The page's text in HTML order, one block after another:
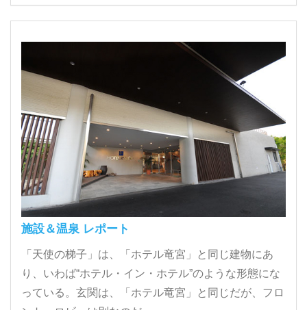
施設＆温泉 レポート
「天使の梯子」は、「ホテル竜宮」と同じ建物にあ
り、いわば“ホテル・イン・ホテル”のような形態にな
っている。玄関は、「ホテル竜宮」と同じだが、フロ